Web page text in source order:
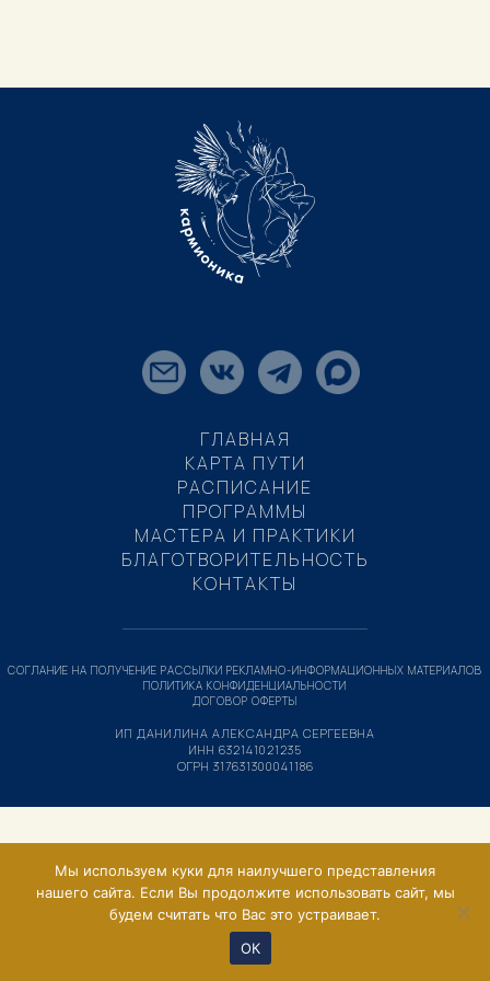
ГЛАВНАЯ
КАРТА ПУТИ
РАСПИСАНИЕ
ПРОГРАММЫ
МАСТЕРА И ПРАКТИКИ
БЛАГОТВОРИТЕЛЬНОСТЬ
КОНТАКТЫ
ИП ДАНИЛИНА АЛЕКСАНДРА СЕРГЕЕВНА
ИНН 632141021235
ОГРН 317631300041186
СОГЛАНИЕ НА ПОЛУЧЕНИЕ РАССЫЛКИ РЕКЛАМНО-ИНФОРМАЦИОННЫХ МАТЕРИАЛОВ
ПОЛИТИКА КОНФИДЕНЦИАЛЬНОСТИ
ДОГОВОР ОФЕРТЫ
Мы используем куки для наилучшего представления
нашего сайта. Если Вы продолжите использовать сайт, мы
будем считать что Вас это устраивает.
ОК